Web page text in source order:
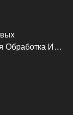
Обработка И